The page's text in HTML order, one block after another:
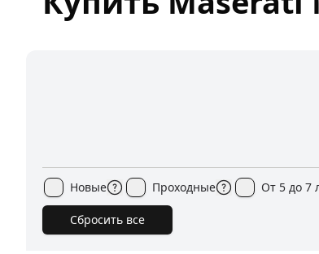
Новые Проходные От 5 до 7
Сбросить все